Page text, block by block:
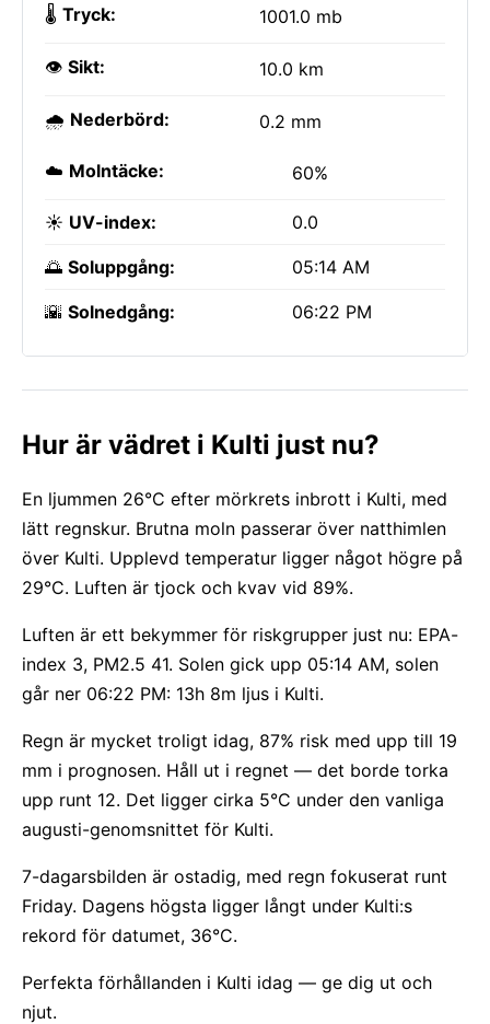
🌡️ Tryck: 1001.0 mb
👁️ Sikt: 10.0 km
🌧️ Nederbörd: 0.2 mm
☁️ Molntäcke: 60%
☀️ UV-index: 0.0
🌅 Soluppgång: 05:14 AM
🌇 Solnedgång: 06:22 PM
Hur är vädret i Kulti just nu?
En ljummen 26°C efter mörkrets inbrott i Kulti, med
lätt regnskur. Brutna moln passerar över natthimlen
över Kulti. Upplevd temperatur ligger något högre på
29°C. Luften är tjock och kvav vid 89%.
Luften är ett bekymmer för riskgrupper just nu: EPA-
index 3, PM2.5 41. Solen gick upp 05:14 AM, solen
går ner 06:22 PM: 13h 8m ljus i Kulti.
Regn är mycket troligt idag, 87% risk med upp till 19
mm i prognosen. Håll ut i regnet — det borde torka
upp runt 12. Det ligger cirka 5°C under den vanliga
augusti-genomsnittet för Kulti.
7-dagarsbilden är ostadig, med regn fokuserat runt
Friday. Dagens högsta ligger långt under Kulti:s
rekord för datumet, 36°C.
Perfekta förhållanden i Kulti idag — ge dig ut och
njut.